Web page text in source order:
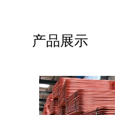
产品展示